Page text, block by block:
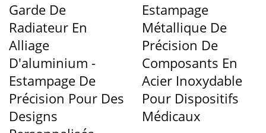
Garde De
Radiateur En
Alliage
D'aluminium -
Estampage De
Précision Pour Des
Designs
Estampage
Métallique De
Précision De
Composants En
Acier Inoxydable
Pour Dispositifs
Médicaux